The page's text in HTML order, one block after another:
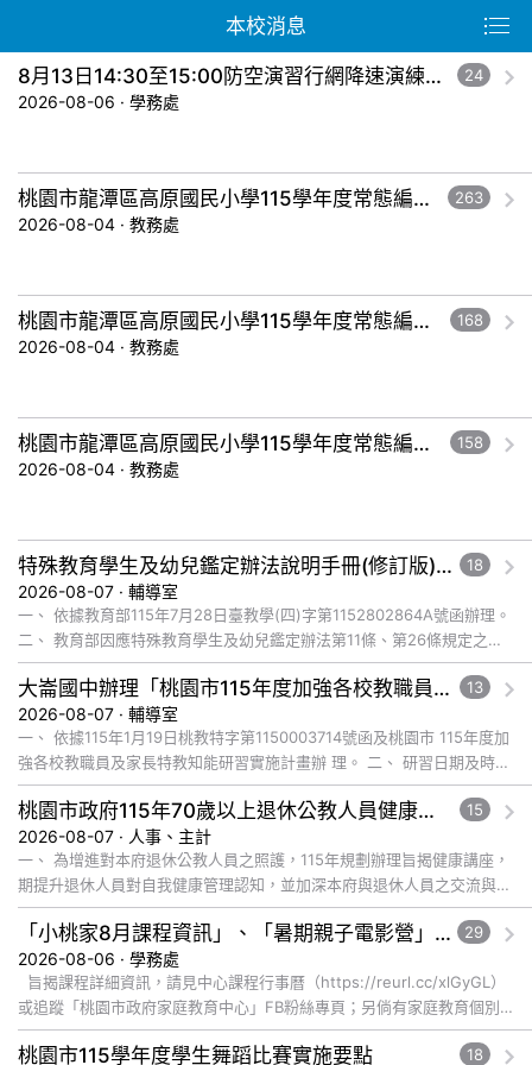
本校消息
8月13日14:30至15:00防空演習行網降速演練，請預為因應，詳洽NCC官網 24
2026-08-06 · 學務處
桃園市龍潭區高原國民小學115學年度常態編班暨導師編配作業結果公告-五年級。 263
2026-08-04 · 教務處
桃園市龍潭區高原國民小學115學年度常態編班暨導師編配作業結果公告-三年級。 168
2026-08-04 · 教務處
桃園市龍潭區高原國民小學115學年度常態編班暨導師編配作業結果公告-一年級。 158
2026-08-04 · 教務處
特殊教育學生及幼兒鑑定辦法說明手冊(修訂版)與學習障礙鑑定說明影片已公告於全國特殊教育資訊網，請自行上網觀看或下載運用 18
2026-08-07 · 輔導室
一、 依據教育部115年7月28日臺教學(四)字第1152802864A號函辦理。
二、 教育部因應特殊教育學生及幼兒鑑定辦法第11條、第26條規定之修
正，為協助各教育階段教師、學生、家長及主管機關... 觀看完整文章
大崙國中辦理「桃園市115年度加強各校教職員及家長特教知能研習」，鼓勵教師、特教助理員、家長踴躍報名參加 13
2026-08-07 · 輔導室
一、 依據115年1月19日桃教特字第1150003714號函及桃園市 115年度加
強各校教職員及家長特教知能研習實施計畫辦 理。 二、 研習日期及時
間：115年8月28日(五)上午9:00-12:... 觀看完整文章
桃園市政府115年70歲以上退休公教人員健康講座「吃得安心，動得舒心」，歡迎退休同仁踴躍參加 15
2026-08-07 · 人事、主計
一、 為增進對本府退休公教人員之照護，115年規劃辦理旨揭健康講座，
期提升退休人員對自我健康管理認知，並加深本府與退休人員之交流與情
誼，講座內容說明如下： (一) 辦理日期及地點： １、 ... 觀看完整文章
「小桃家8月課程資訊」、「暑期親子電影營」、「祖孫樂淘桃」、「愛『原原』不絕-親子共學同樂會」 29
2026-08-06 · 學務處
或追蹤「桃園市政府家庭教育中心」FB粉絲專頁；另倘有家庭教育個別
化服務需求，可撥打41281... 觀看完整文章
桃園市115學年度學生舞蹈比賽實施要點 18